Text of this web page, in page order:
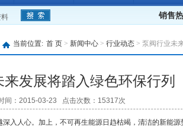
料 销售
当前位置: 首 页 > 新闻中心 > 行业动态 > 泵阀行业未
发展将踏入绿色环保行列
间：2015-03-23 点击次数：15317次
入人心。加上，不可再生能源日趋枯竭，清洁的新能源